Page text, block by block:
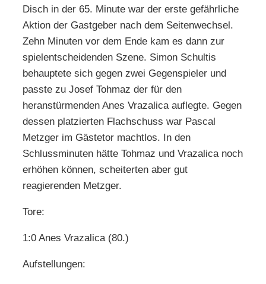
Disch in der 65. Minute war der erste gefährliche
Aktion der Gastgeber nach dem Seitenwechsel.
Zehn Minuten vor dem Ende kam es dann zur
spielentscheidenden Szene. Simon Schultis
behauptete sich gegen zwei Gegenspieler und
passte zu Josef Tohmaz der für den
heranstürmenden Anes Vrazalica auflegte. Gegen
dessen platzierten Flachschuss war Pascal
Metzger im Gästetor machtlos. In den
Schlussminuten hätte Tohmaz und Vrazalica noch
erhöhen können, scheiterten aber gut
reagierenden Metzger.
Tore:
1:0 Anes Vrazalica (80.)
Aufstellungen: